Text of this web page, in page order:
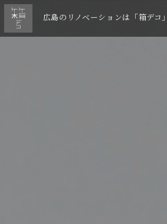
広島のリノベーションは「箱デコ」